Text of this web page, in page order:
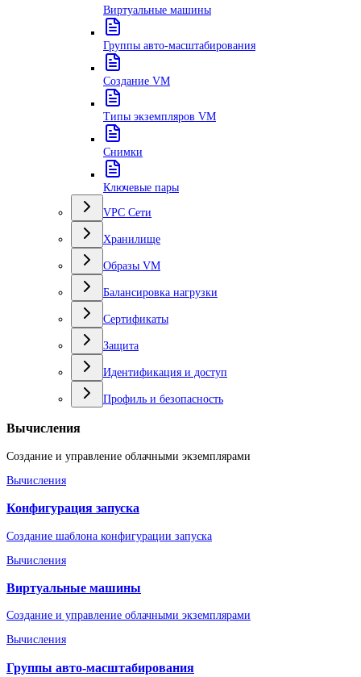
Виртуальные машины
Группы авто-масштабирования
Создание VM
Типы экземпляров VM
Снимки
Ключевые пары
VPC Сети
Хранилище
Образы VM
Балансировка нагрузки
Сертификаты
Защита
Идентификация и доступ
Профиль и безопасность
Вычисления
Создание и управление облачными экземплярами
Вычисления
Конфигурация запуска
Создание шаблона конфигурации запуска
Вычисления
Виртуальные машины
Создание и управление облачными экземплярами
Вычисления
Группы авто-масштабирования